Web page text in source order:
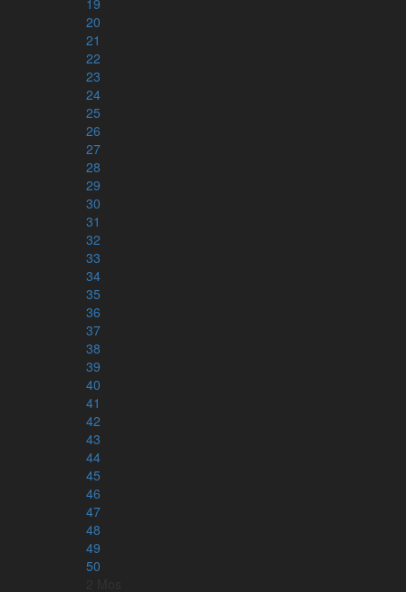
19
20
21
22
23
24
25
26
27
28
29
30
31
32
33
34
35
36
37
38
39
40
41
42
43
44
45
46
47
48
49
50
Läs mer om appen